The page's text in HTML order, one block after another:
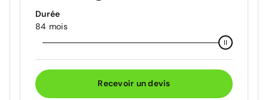
Durée
84 mois
Recevoir un devis